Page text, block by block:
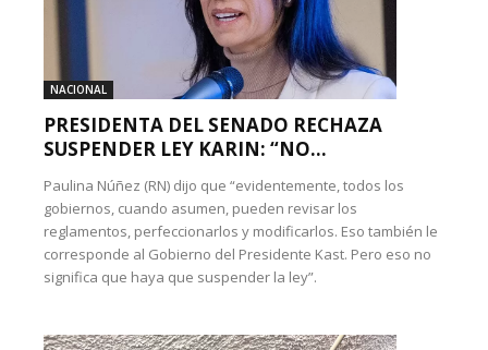
NACIONAL
PRESIDENTA DEL SENADO RECHAZA
SUSPENDER LEY KARIN: “NO...
Paulina Núñez (RN) dijo que “evidentemente, todos los
gobiernos, cuando asumen, pueden revisar los
reglamentos, perfeccionarlos y modificarlos. Eso también le
corresponde al Gobierno del Presidente Kast. Pero eso no
significa que haya que suspender la ley”.